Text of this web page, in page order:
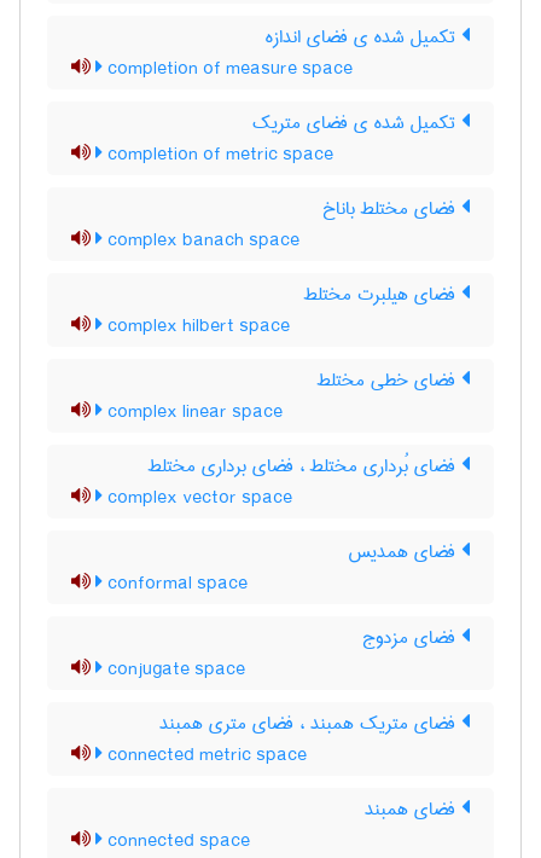
تکمیل شده ی فضای اندازه
completion of measure space
تکمیل شده ی فضای متریک
completion of metric space
فضای مختلط باناخ
complex banach space
فضای هیلبرت مختلط
complex hilbert space
فضای خطی مختلط
complex linear space
فضای بُرداری مختلط ، فضای برداری مختلط
complex vector space
فضای همدیس
conformal space
فضای مزدوج
conjugate space
فضای متریک همبند ، فضای متری همبند
connected metric space
فضای همبند
connected space